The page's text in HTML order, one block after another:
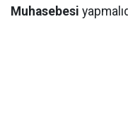
Muhasebesi